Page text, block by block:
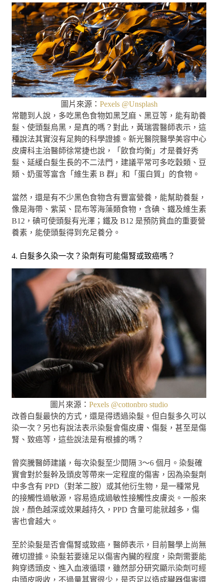
圖片來源： Pexels @Unsplash
常聽到人說，多吃黑色食物如黑芝麻、黑豆等，能有助養
髮、使頭髮烏黑，是真的嗎？對此，黃瑞雲醫師表示，這
種說法其實沒有足夠的科學證據。新光醫院醫學美容中心
皮膚科主治醫師徐常捷也說，「飲食均衡」才是養好秀
髮、延緩白髮生長的不二法門，建議平常可多吃穀類、豆
類、奶蛋等富含「維生素 B 群」和「蛋白質」的食物。
當然，還是有不少黑色食物含有豐富營養，能幫助養髮，
像是海帶、紫菜、昆布等海藻類食物，含碘、鐵及維生素
B12，碘可使頭髮有光澤；鐵及 B12 是預防貧血的重要營
養素，能使頭髮得到充足養分。
4. 白髮多久染一次？染劑有可能傷腎或致癌嗎？
圖片來源： Pexels @cottonbro studio
改善白髮最快的方式，還是得透過染髮。但白髮多久可以
染一次？另也有說法表示染髮會傷皮膚、傷髮，甚至是傷
腎、致癌等，這些說法是有根據的嗎？
曾奕騰醫師建議，每次染髮至少間隔 3～6 個月。染髮確
實會對於髮幹及頭皮等帶來一定程度的傷害，因為染髮劑
中多含有 PPD（對苯二胺）或其他衍生物，是一種常見
的接觸性過敏源，容易造成過敏性接觸性皮膚炎。一般來
說，顏色越深或效果越持久，PPD 含量可能就越多，傷
害也會越大。
至於染髮是否會傷腎或致癌，醫師表示，目前醫學上尚無
確切證據。染髮若要達足以傷害內臟的程度，染劑需要能
夠穿透頭皮、進入血液循環，雖然部分研究顯示染劑可經
由頭皮吸收，不過量其實很少，是否足以造成臟器傷害還